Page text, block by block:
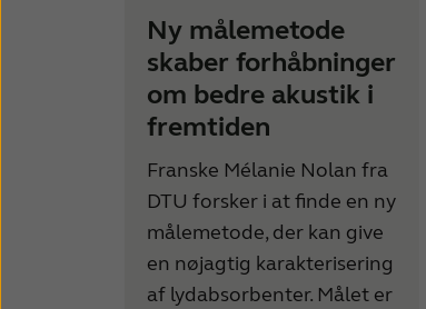
Ny målemetode
skaber forhåbninger
om bedre akustik i
fremtiden
Franske Mélanie Nolan fra
DTU forsker i at finde en ny
målemetode, der kan give
en nøjagtig karakterisering
af lydabsorbenter. Målet er